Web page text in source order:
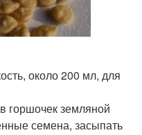
около 200 мл, для
горшочек земляной
семена, засыпать